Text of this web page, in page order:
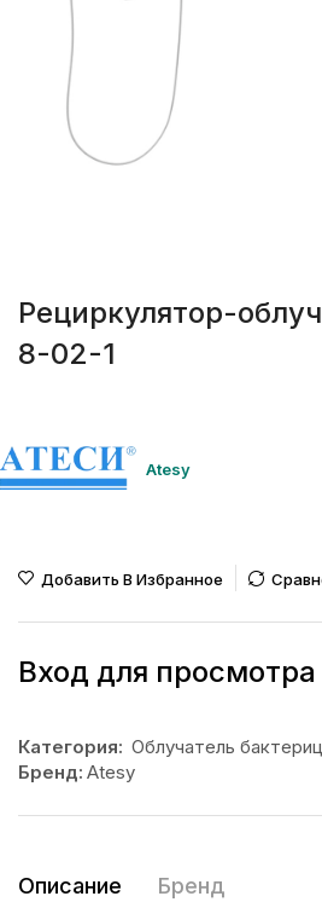
Рециркулятор-
8-02-1
Atesy
Добавить В Избранное
Вход для
Категория: Облучатель
Бренд: Atesy
Описание Бренд